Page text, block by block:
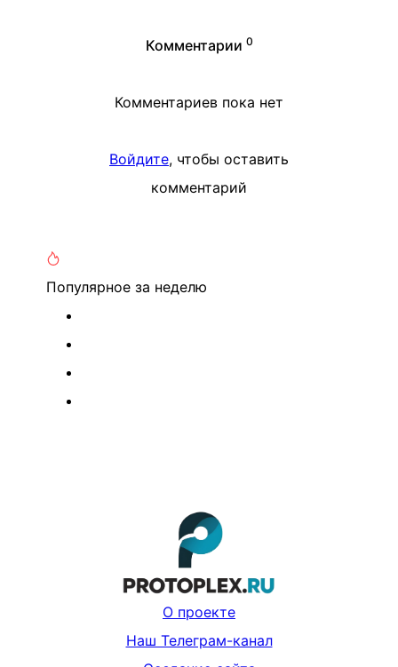
Комментарии 0
Комментариев пока нет
Войдите, чтобы оставить
комментарий
Популярное за неделю
О проекте
Наш Телеграм-канал